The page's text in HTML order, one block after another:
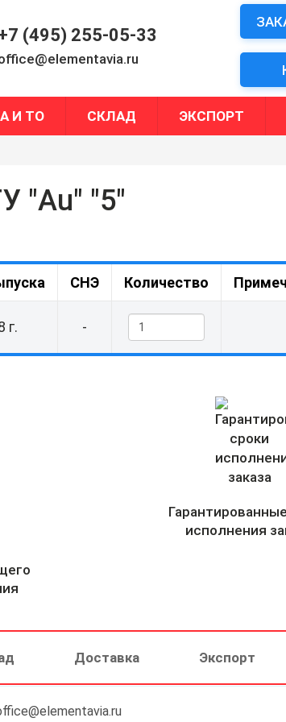
(495) 255-05-33
И ТО СКЛАД ЭКСПОРТ
"Au" "5"
СНЭ Количество
г. -
исполнения
Доставка Экспорт